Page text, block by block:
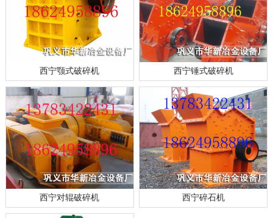
西宁颚式破碎机 西宁锤式破碎机
西宁对辊破碎机 西宁碎石机